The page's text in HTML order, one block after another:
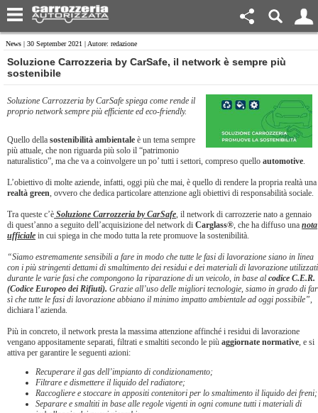
News | 30 September 2021 | Autore: redazione
Soluzione Carrozzeria by CarSafe, il network è sempre più
sostenibile
Soluzione Carrozzeria by CarSafe spiega come rende il
proprio network sempre più efficiente ed eco-friendly.
Quello della sostenibilità ambientale è un tema sempre
più attuale, che non riguarda più solo il “patrimonio
naturalistico”, ma che va a coinvolgere un po’ tutti i settori, compreso quello automotive.
L’obiettivo di molte aziende, infatti, oggi più che mai, è quello di rendere la propria realtà una
realtà green, ovvero che dedica particolare attenzione agli obiettivi di responsabilità sociale.
Tra queste c’è Soluzione Carrozzeria by CarSafe, il network di carrozzerie nato a gennaio
di quest’anno a seguito dell’acquisizione del network di Carglass®, che ha diffuso una nota
ufficiale in cui spiega in che modo tutta la rete promuove la sostenibilità.
“Siamo estremamente sensibili a fare in modo che tutte le fasi di lavorazione siano in linea
con i più stringenti dettami di smaltimento dei residui e dei materiali di lavorazione utilizzati
durante le varie fasi che compongono la riparazione di un veicolo, in base al codice C.E.R.
(Codice Europeo dei Rifiuti). Grazie all’uso delle migliori tecnologie, siamo in grado di far
sì che tutte le fasi di lavorazione abbiano il minimo impatto ambientale ad oggi possibile”,
dichiara l’azienda.
Più in concreto, il network presta la massima attenzione affinché i residui di lavorazione
vengano appositamente separati, filtrati e smaltiti secondo le più aggiornate normative, e si
attiva per garantire le seguenti azioni:
Recuperare il gas dell’impianto di condizionamento;
Filtrare e dismettere il liquido del radiatore;
Raccogliere e stoccare in appositi contenitori per lo smaltimento il liquido dei freni;
Separare e smaltiti in base alle regole vigenti in ogni comune tutti i materiali di